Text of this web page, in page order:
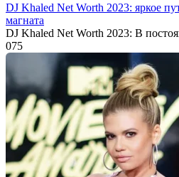
DJ Khaled Net Worth 2023: яркое
магната
DJ Khaled Net Worth 2023: В
075